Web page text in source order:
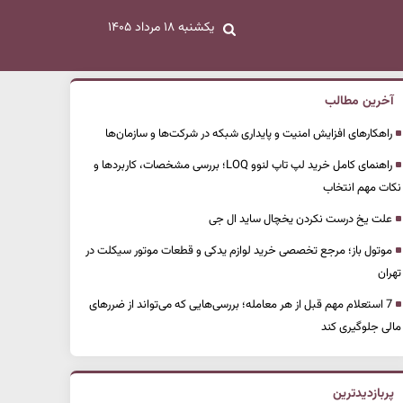
یکشنبه ۱۸ مرداد ۱۴۰۵
آخرین مطالب
راهکارهای افزایش امنیت و پایداری شبکه در شرکت‌ها و سازمان‌ها
راهنمای کامل خرید لپ تاپ لنوو LOQ؛ بررسی مشخصات، کاربردها و
نکات مهم انتخاب
علت یخ درست نکردن یخچال ساید ال جی
موتول باز؛ مرجع تخصصی خرید لوازم یدکی و قطعات موتور سیکلت در
تهران
7 استعلام مهم قبل از هر معامله؛ بررسی‌هایی که می‌تواند از ضررهای
مالی جلوگیری کند
پربازدیدترین